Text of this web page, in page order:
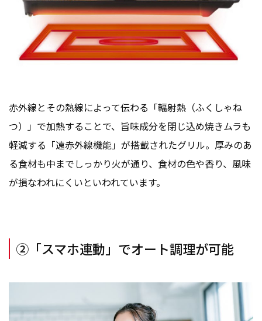
赤外線とその熱線によって伝わる「輻射熱（ふくしゃね
つ）」で加熱することで、旨味成分を閉じ込め焼きムラも
軽減する「遠赤外線機能」が搭載されたグリル。厚みのあ
る食材も中までしっかり火が通り、食材の色や香り、風味
が損なわれにくいといわれています。
②「スマホ連動」でオート調理が可能